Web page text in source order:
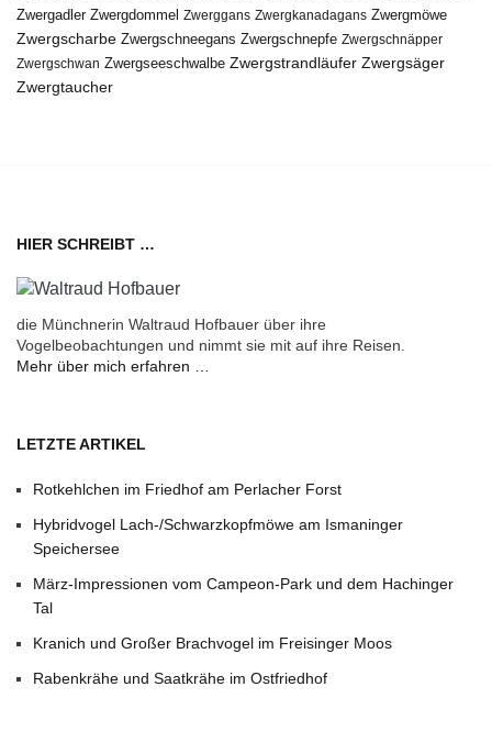
Zwergadler Zwergdommel Zwerggans Zwergkanadagans Zwergmöwe
Zwergscharbe Zwergschneegans Zwergschnepfe Zwergschnäpper
Zwergschwan Zwergseeschwalbe Zwergstrandläufer Zwergsäger
Zwergtaucher
HIER SCHREIBT …
die Münchnerin Waltraud Hofbauer über ihre
Vogelbeobachtungen und nimmt sie mit auf ihre Reisen.
Mehr über mich erfahren …
LETZTE ARTIKEL
Rotkehlchen im Friedhof am Perlacher Forst
Hybridvogel Lach-/Schwarzkopfmöwe am Ismaninger
Speichersee
März-Impressionen vom Campeon-Park und dem Hachinger
Tal
Kranich und Großer Brachvogel im Freisinger Moos
Rabenkrähe und Saatkrähe im Ostfriedhof